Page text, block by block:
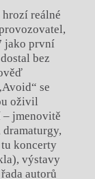
reálné
jako první
bez
se
oživil
– jmenovitě
koncerty
výstavy
autorů